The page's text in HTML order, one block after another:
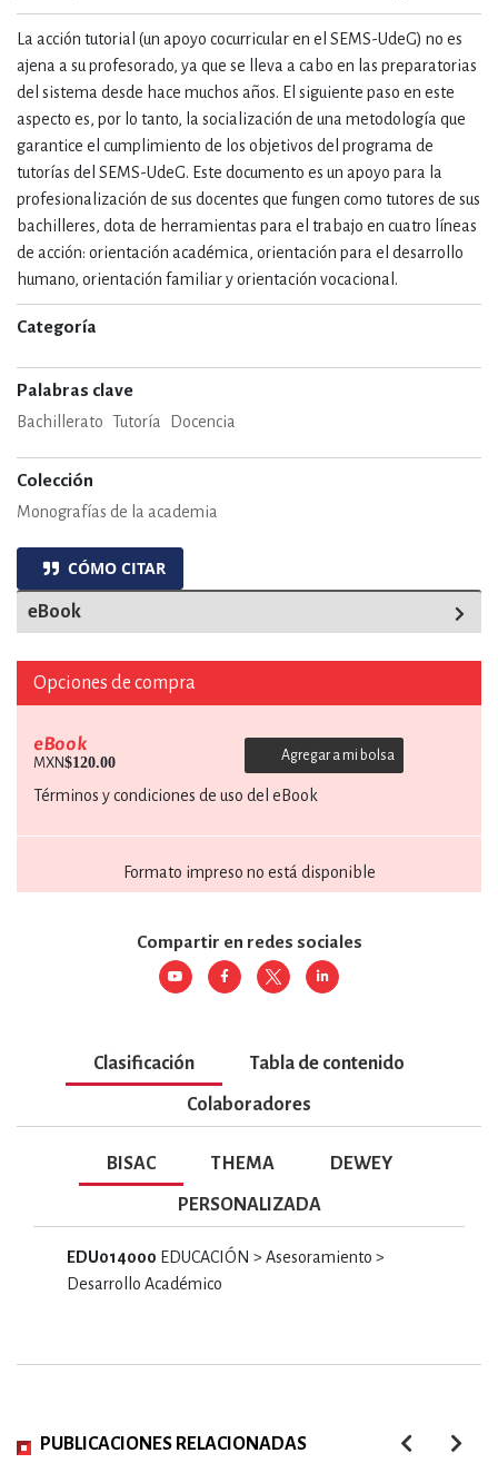
La acción tutorial (un apoyo cocurricular en el SEMS-UdeG) no es
ajena a su profesorado, ya que se lleva a cabo en las preparatorias
del sistema desde hace muchos años. El siguiente paso en este
aspecto es, por lo tanto, la socialización de una metodología que
garantice el cumplimiento de los objetivos del programa de
tutorías del SEMS-UdeG. Este documento es un apoyo para la
profesionalización de sus docentes que fungen como tutores de sus
bachilleres, dota de herramientas para el trabajo en cuatro líneas
de acción: orientación académica, orientación para el desarrollo
humano, orientación familiar y orientación vocacional.
Categoría
Palabras clave
Bachillerato Tutoría Docencia
Colección
Monografías de la academia
CÓMO CITAR
eBook
Opciones de compra
eBook
MXN$120.00 Agregar a mi bolsa
Términos y condiciones de uso del eBook
Formato impreso no está disponible
Compartir en redes sociales
Clasificación Tabla de contenido
Colaboradores
BISAC THEMA DEWEY
PERSONALIZADA
EDU014000 EDUCACIÓN > Asesoramiento >
Desarrollo Académico
PUBLICACIONES RELACIONADAS